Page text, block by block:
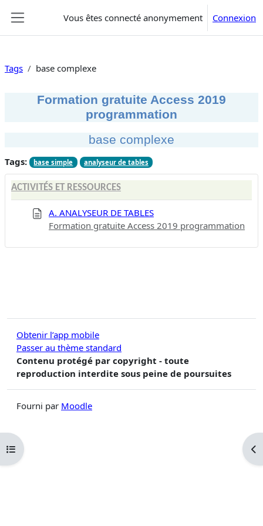
Vous êtes connecté anonymement Connexion
Ouvrir l’index du cours
Tags base complexe
Formation gratuite Access 2019
programmation
base complexe
Tags: base simple analyseur de tables
ACTIVITÉS ET RESSOURCES
A. ANALYSEUR DE TABLES
Formation gratuite Access 2019 programmation
Obtenir l’app mobile
Passer au thème standard
Contenu protégé par copyright - toute
reproduction interdite sous peine de poursuites
Fourni par Moodle